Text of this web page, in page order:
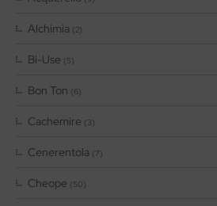
Alchimia (2)
Bi-Use (5)
Bon Ton (6)
Cachemire (3)
Cenerentola (7)
Cheope (50)